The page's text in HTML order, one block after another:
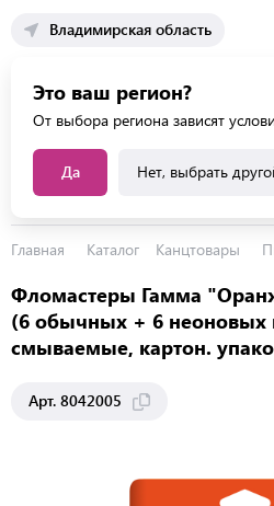
Владимирская область
Это ваш регион?
От выбора региона зависят
Да Нет, выбрать
Каталог услуг
Главная Каталог Канцтовары
Фломастеры Гамма
(6 обычных + 6 неоновых
смываемые, картон.
Арт. 8042005